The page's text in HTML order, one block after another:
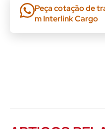
Peça cotação de
m Interlink Cargo